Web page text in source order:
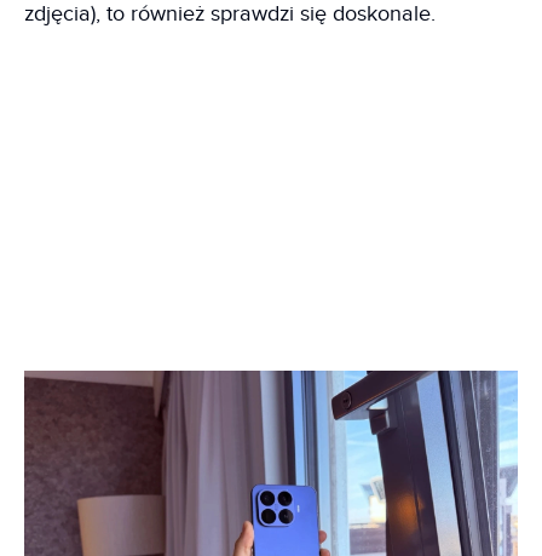
zdjęcia), to również sprawdzi się doskonale.